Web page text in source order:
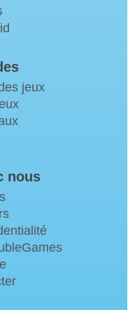
jeux
nous